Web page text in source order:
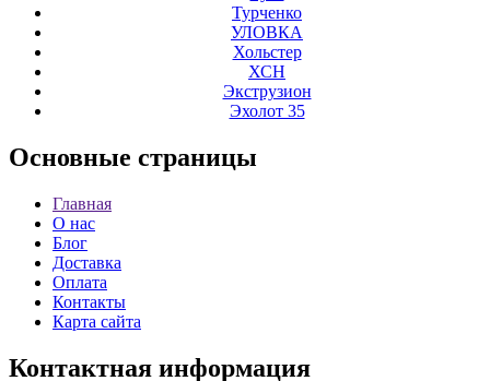
Турченко
УЛОВКА
Хольстер
ХСН
Экструзион
Эхолот 35
Основные страницы
Главная
О нас
Блог
Доставка
Оплата
Контакты
Карта сайта
Контактная информация